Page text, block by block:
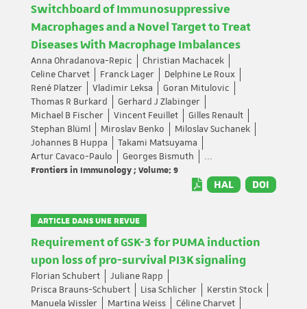
Switchboard of Immunosuppressive
Macrophages and a Novel Target to Treat
Diseases With Macrophage Imbalances
Anna Ohradanova-Repic
Christian Machacek
Celine Charvet
Franck Lager
Delphine Le Roux
René Platzer
Vladimir Leksa
Goran Mitulovic
Thomas R Burkard
Gerhard J Zlabinger
Michael B Fischer
Vincent Feuillet
Gilles Renault
Stephan Blüml
Miroslav Benko
Miloslav Suchanek
Johannes B Huppa
Takami Matsuyama
Artur Cavaco-Paulo
Georges Bismuth
...
Frontiers in Immunology ; Volume: 9
HAL DOI
ARTICLE DANS UNE REVUE
Requirement of GSK-3 for PUMA induction
upon loss of pro-survival PI3K signaling
Florian Schubert
Juliane Rapp
Prisca Brauns-Schubert
Lisa Schlicher
Kerstin Stock
Manuela Wissler
Martina Weiss Céline Charvet